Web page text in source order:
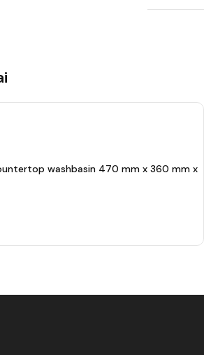
washbasin 470 mm x 360 mm x